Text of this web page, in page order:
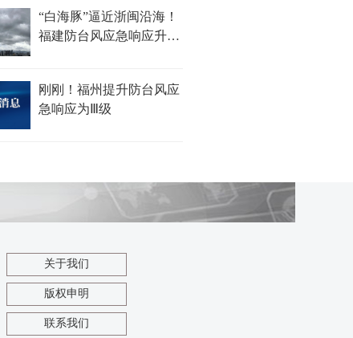
“白海豚”逼近浙闽沿海！
福建防台风应急响应升至
刚刚！福州提升防台风应
急响应为Ⅲ级
关于我们
版权申明
联系我们